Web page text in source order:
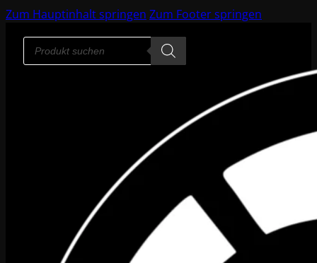
Zum Hauptinhalt springen Zum Footer springen
Products
search